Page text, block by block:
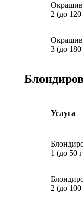
2 (до 120
3 (до 180
Услуга
1 (до 50
2 (до 100